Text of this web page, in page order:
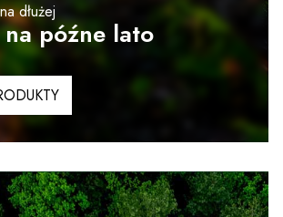
dłużej
na późne lato